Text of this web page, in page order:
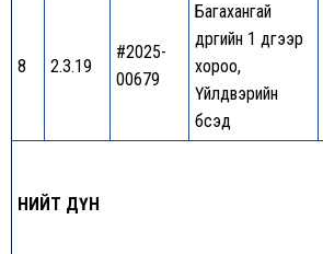
8 2.3.19
#2025-
00679
Багахангай
дүүргийн 1 дүгээр
хороо,
Үйлдвэрийн
бүсэд
НИЙТ ДҮН